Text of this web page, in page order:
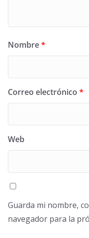
Nombre*
Correo electrónico *
Web
Guarda mi nombre,
navegador para la